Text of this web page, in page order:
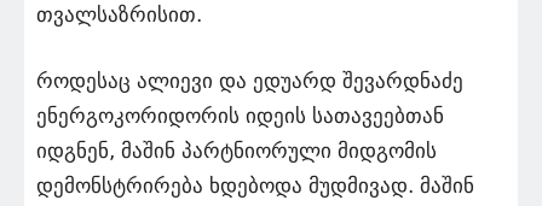
თვალსაზრისით.
როდესაც ალიევი და ედუარდ შევარდნაძე
ენერგოკორიდორის იდეის სათავეებთან
იდგნენ, მაშინ პარტნიორული მიდგომის
დემონსტრირება ხდებოდა მუდმივად. მაშინ